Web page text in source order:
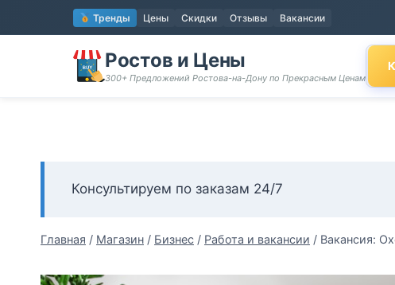
к
содержимому
Тренды Цены Скидки Отзывы Вакансии
Ростов и Цены
300+ Предложений Ростова-на-Дону по Прекрасным Ценам
Консультируем по заказам 24/7
Главная / Магазин / Бизнес / Работа и вакансии / Вакансия: